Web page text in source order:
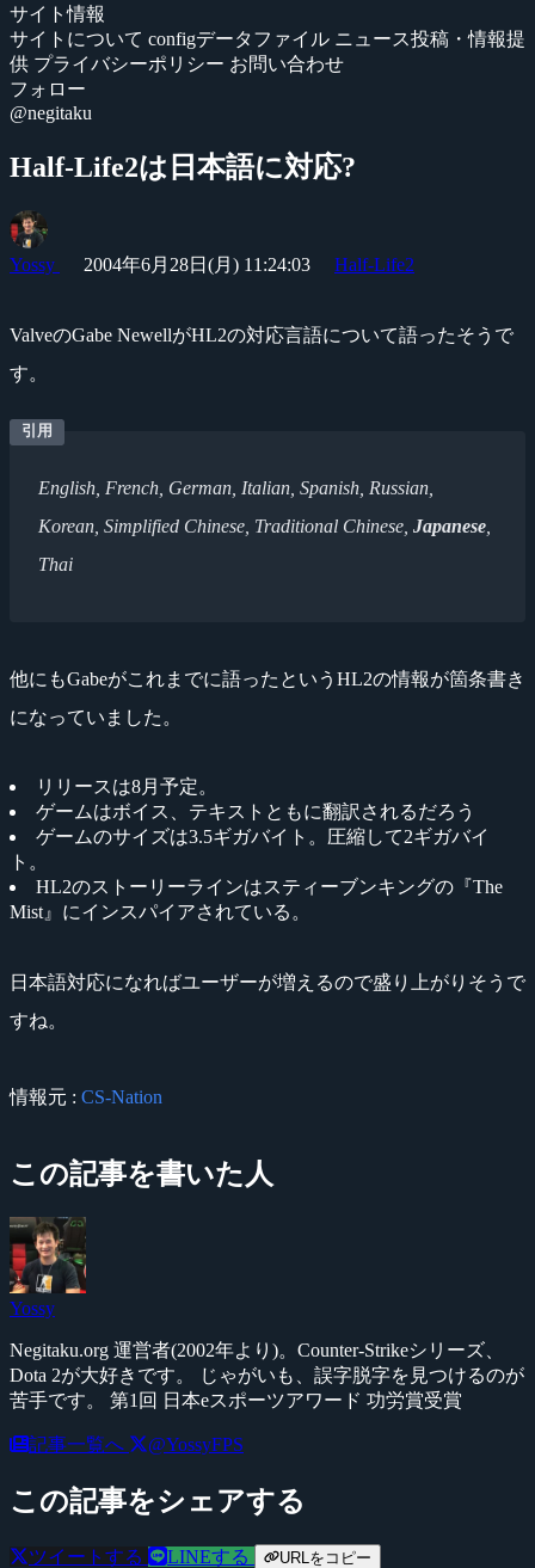
サイト情報
サイトについて configデータファイル ニュース投稿・情報提
供 プライバシーポリシー お問い合わせ
フォロー
@negitaku
Half-Life2は日本語に対応?
Yossy 2004年6月28日(月) 11:24:03 Half-Life2
ValveのGabe NewellがHL2の対応言語について語ったそうで
す。
English, French, German, Italian, Spanish, Russian,
Korean, Simplified Chinese, Traditional Chinese, Japanese
Thai
他にもGabeがこれまでに語ったというHL2の情報が箇条書き
になっていました。
リリースは8月予定。
ゲームはボイス、テキストともに翻訳されるだろう
ゲームのサイズは3.5ギガバイト。圧縮して2ギガバイ
ト。
HL2のストーリーラインはスティーブンキングの『The
Mist』にインスパイアされている。
日本語対応になればユーザーが増えるので盛り上がりそうで
すね。
情報元 : CS-Nation
この記事を書いた人
Yossy
Negitaku.org 運営者(2002年より)。Counter-Strikeシリーズ、
Dota 2が大好きです。 じゃがいも、誤字脱字を見つけるのが
苦手です。 第1回 日本eスポーツアワード 功労賞受賞
記事一覧へ @YossyFPS
この記事をシェアする
ツイートする LINEする URLをコピー